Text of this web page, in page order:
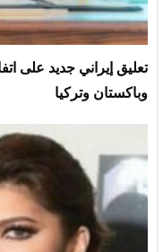
تعليق إيراني جديد على
وباكستان وتركيا